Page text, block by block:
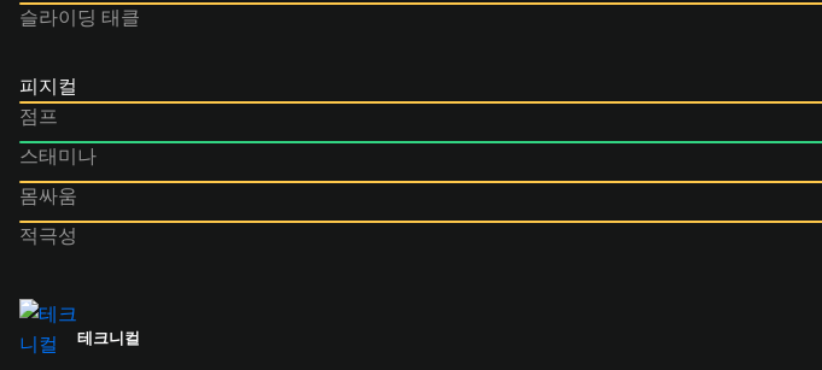
슬라이딩 태클
피지컬
점프
스태미나
몸싸움
적극성
테크니컬